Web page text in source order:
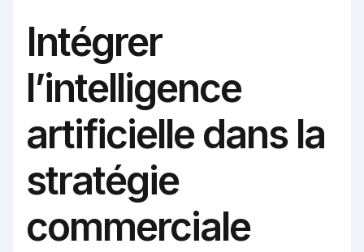
Intégrer
l’intelligence
artificielle dans la
stratégie
commerciale